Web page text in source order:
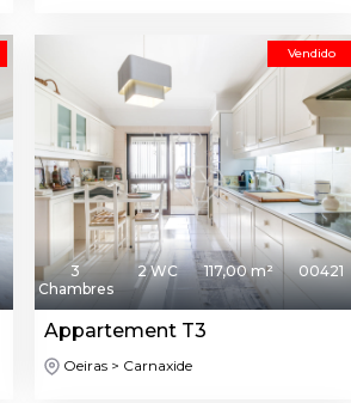
Vendido
3
Chambres
2 WC 117,00 m² 00421
Appartement T3
Oeiras > Carnaxide